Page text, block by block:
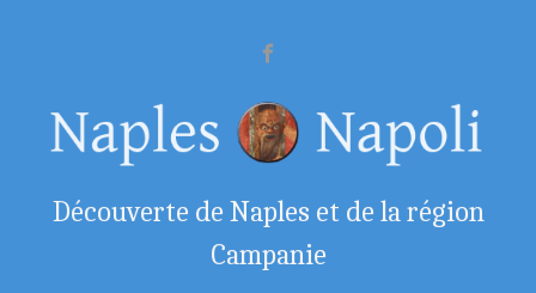
Découverte de Naples et de la région
Campanie